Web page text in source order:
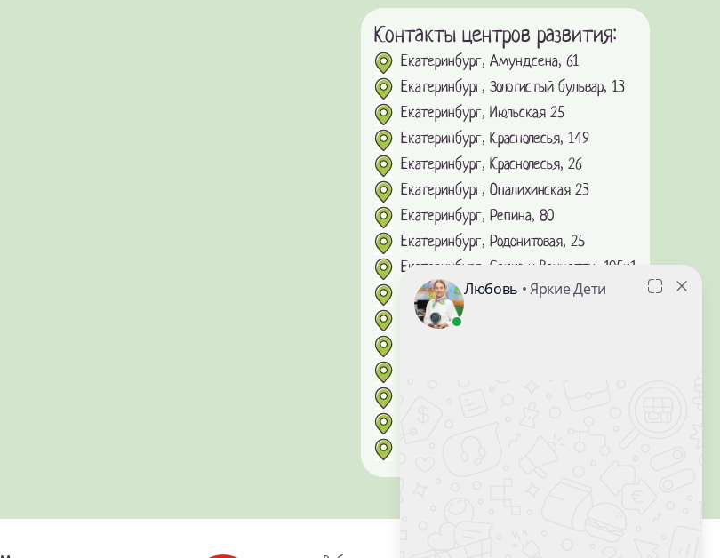
Контакты центров развития:
Екатеринбург, Амундсена, 61
Екатеринбург, Золотистый бульвар, 13
Екатеринбург, Июльская 25
Екатеринбург, Краснолесья, 149
Екатеринбург, Краснолесья, 26
Екатеринбург, Опалихинская 23
Екатеринбург, Репина, 80
Екатеринбург, Родонитовая, 25
Екатеринбург, Сакко и Ванцетти, 105к1
Екатеринбург, Стачек, 62
Екатеринбург, Сурикова, 55